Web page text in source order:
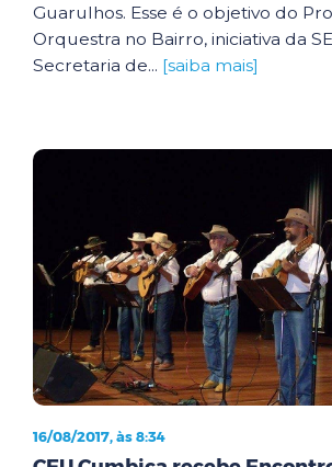
Guarulhos. Esse é o objetivo do
Orquestra no Bairro, iniciativa da
Secretaria de... [saiba mais]
16/08/2017, às 8:34